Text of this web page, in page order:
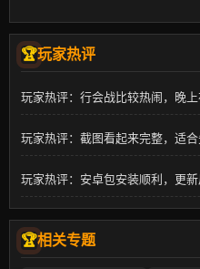
玩家热评
玩家热评：行会战比较热闹，晚上
玩家热评：截图看起来完整，适合
玩家热评：安卓包安装顺利，更新
相关专题